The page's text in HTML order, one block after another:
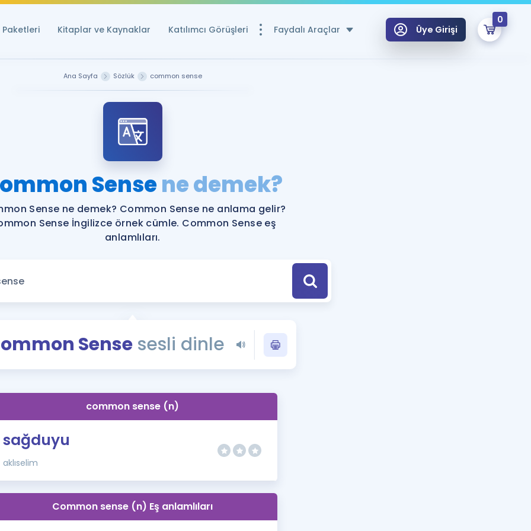
Paketleri Kitaplar ve Kaynaklar Katılımcı Görüşleri Faydalı Araçlar
Ücretsiz Kaynaklar
YDS ve YÖKDİL için Ücretsiz Kaynaklar
YDS ve YÖKDİL Puan Hesaplama Aracı
YDS ve YÖKDİL'e Hazırlananlar için Öneriler
Eğitim ve Kitaplara Özel Fırsatlar
YDS - YÖKDİL Tüm Sınavlarla İlgili Haberler
İngilizce Gramer
İngilizce Gramer ve Konu Anlatımı
Üye Girişi
0
Remzi Hoca ile seni sınava hazırlayacak onlarca eğitim seni bekliyor!
Ana Sayfa Sözlük common sense
Sensene demek?
Sense ne demek? Common Sense ne anlama gelir?
Sense İngilizce örnek cümle. Common Sense eş
anlamlıları.
Sensesesli dinle
common sense (n)
sağduyu
aklıselim
Common sense (n) Eş anlamlıları